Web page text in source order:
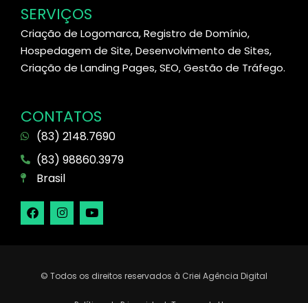
SERVIÇOS
Criação de Logomarca, Registro de Domínio,
Hospedagem de Site, Desenvolvimento de Sites,
Criação de Landing Pages, SEO, Gestão de Tráfego.
CONTATOS
(83) 2148.7690
(83) 98860.3979
Brasil
© Todos os direitos reservados à Criei Agência Digital